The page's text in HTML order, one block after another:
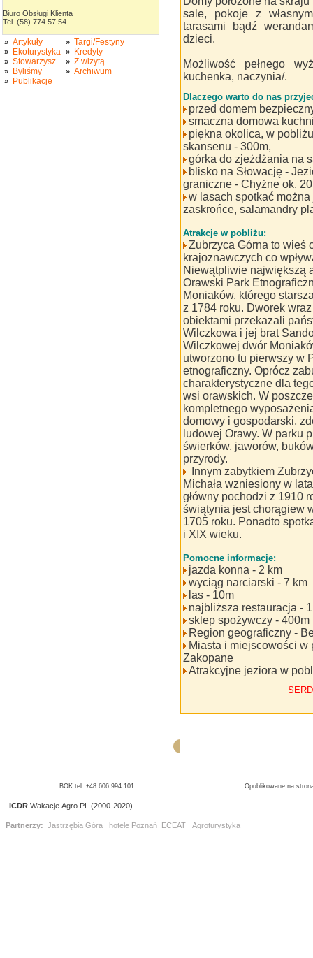
Biuro Obsługi Klienta
Tel. (58) 774 57 54
» Artykuły
» Ekoturystyka
» Stowarzysz.
» Byliśmy
» Publikacje
» Targi/Festyny
» Kredyty
» Z wizytą
» Archiwum
sale, pokoje z
tarasami bądź
dzieci.
Możliwość pełnego
kuchenka, naczynia/.
Dlaczego warto do nas
przed domem
smaczna domowa
piękna okolica, w
skansenu - 300m,
górka do zjeżdżania na
blisko na Słowację -
graniczne - Chyżne ok.
w lasach spotkać
zaskrońce, salamandry
Atrakcje w pobliżu:
Zubrzyca Górna to wieś
krajoznawczych co
Niewątpliwie największą
Orawski Park
Moniaków, którego
z 1784 roku. Dworek
obiektami przekazali
Wilczkowa i jej brat
Wilczkowej dwór
utworzono tu pierwszy w
etnograficzny. Oprócz
charakterystyczne dla
wsi orawskich. W
kompletnego
domowy i gospodarski,
ludowej Orawy. W parku
świerków, jaworów,
przyrody.
Innym zabytkiem
Michała wzniesiony w
główny pochodzi z 1910
świątynia jest chorągiew
1705 roku. Ponadto
i XIX wieku.
Pomocne informacje:
jazda konna - 2 km
wyciąg narciarski - 7 km
las - 10m
najbliższa restauracja -
sklep spożywczy - 400m
Region geograficzny -
Miasta i miejscowości w
Zakopane
Atrakcyjne jeziora w
BOK tel: +48 606 994 101 Opublikowane na
ICDRWakacje.Agro.PL (2000-2020)
Partnerzy: Jastrzębia Góra hotele Poznań ECEAT Agroturystyka